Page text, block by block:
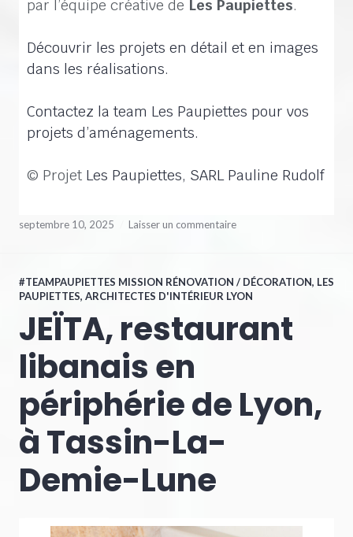
par l’équipe créative de Les Paupiettes.
Découvrir les projets en détail et en images
dans les réalisations.
Contactez la team Les Paupiettes pour vos
projets d’aménagements.
© Projet Les Paupiettes, SARL Pauline Rudolf
septembre 10, 2025 Laisser un commentaire
#TEAMPAUPIETTES MISSION RÉNOVATION / DÉCORATION, LES
PAUPIETTES, ARCHITECTES D'INTÉRIEUR LYON
JEÏTA, restaurant
libanais en
périphérie de Lyon,
à Tassin-La-
Demie-Lune